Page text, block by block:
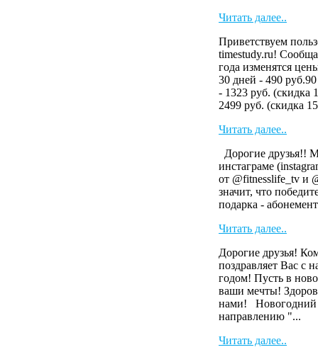
Читать далее..
Приветствуем
timestudy.ru!
года изменятся
30 дней - 490
- 1323 руб. (скидка
2499 руб. (скидка
Читать далее..
Дорогие друзья!!
инстаграме
от @fitnesslife_tv и
значит, что
подарка -
Читать далее..
Дорогие друзья!
поздравляет Вас с
годом! Пусть в
ваши мечты!
нами! Новогодний
направлению "...
Читать далее..